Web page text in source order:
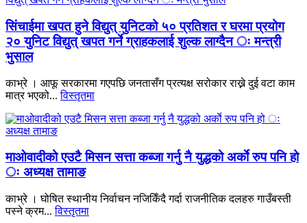
सिंचाईमा खपत हुने विद्युत् युनिटको ५० प्रतिशत र घरमा प्रयोग
२० युनिट विद्युत् खपत गर्ने ग्राहकलाई शुल्क लाग्दैन ः मन्त्री
भुसाल
काभ्रे । आफू सरकारमा गएपछि जनतासँग प्रत्यक्ष सरोकार राख्ने दुई वटा काम
मात्र भएको...विस्तृतमा
माओवादीको एउटै मिसन सत्ता कब्जा गर्नु नै युद्धको अर्काे रुप पनि हो
ः अध्यक्ष तामाङ
काभ्रे । घोषित स्थानीय निर्वाचन नजिकिँदै गर्दा राजनीतिक दलहरु गाउँबस्ती
पस्ने क्रम...विस्तृतमा